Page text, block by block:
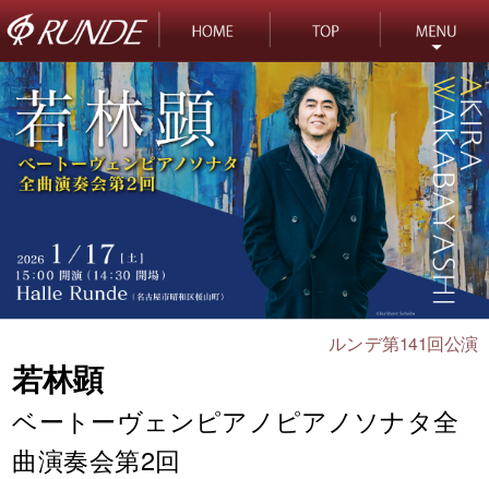
ルンデ第141回公演
若林顕
ベートーヴェンピアノピアノソナタ全
曲演奏会第2回